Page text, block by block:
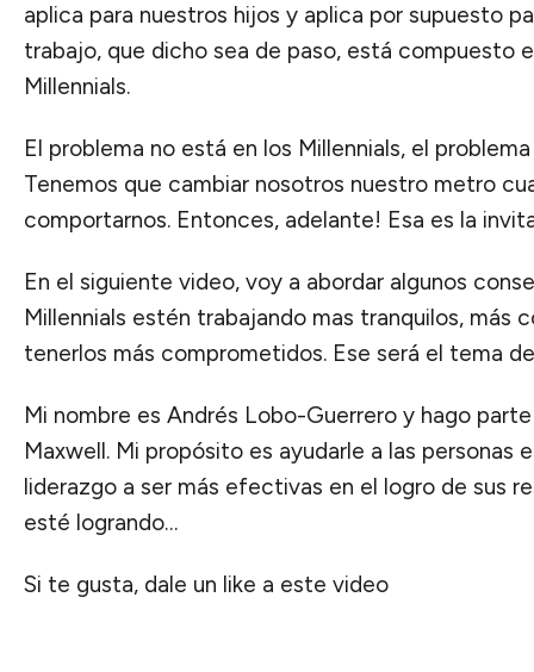
aplica para nuestros hijos y aplica por supuesto
trabajo, que dicho sea de paso, está compuesto
Millennials.
El problema no está en los Millennials, el
Tenemos que cambiar nosotros nuestro metro
comportarnos. Entonces, adelante! Esa es la
En el siguiente video, voy a abordar algunos
Millennials estén trabajando mas tranquilos, más
tenerlos más comprometidos. Ese será el tema
Mi nombre es Andrés Lobo-Guerrero y hago
Maxwell. Mi propósito es ayudarle a las personas
liderazgo a ser más efectivas en el logro de sus
esté logrando…
Si te gusta, dale un like a este video